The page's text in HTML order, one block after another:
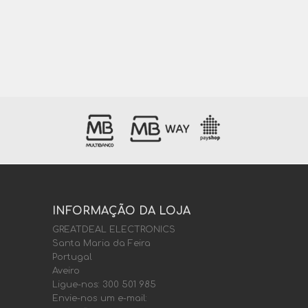
INFORMAÇÃO DA LOJA
GREATDEAL ELECTRONICS
Santa Maria da Feira
Portugal
Aveiro
Ligue-nos: 300 501 985
Envie-nos um e-mail: